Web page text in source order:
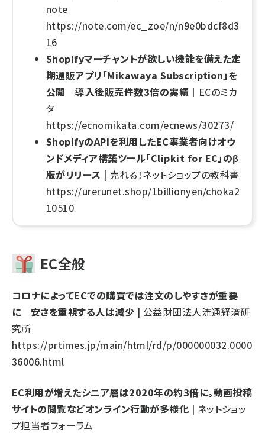
note
https://note.com/ec_zoe/n/n9e0bdcf8d3
16
Shopifyマーチャントが欲しい機能を備えた定
期通販アプリ「Mikawaya Subscription」を
公開 導入後販売件数3倍の実績 ｜ECのミカ
タ
https://ecnomikata.com/ecnews/30273/
ShopifyのAPIを利用したEC事業者向けオウ
ンドメディア構築ツール「Clipkit for EC」のβ
版がリリース | 売れる！ネットショップの教科書
https://urerunet.shop/1billionyen/choka2
10510
EC全般
コロナによってECでの購買では注文のしやすさが重要
に 安さを重視する人は減少 | 公益財団法人流通経済研
究所
https://prtimes.jp/main/html/rd/p/000000032.0000
36006.html
EC利用が増えたシニア層は2020年の約3倍に。動画投稿
サイトの閲覧などオンライン行動が多様化 | ネットショッ
プ担当者フォーラム